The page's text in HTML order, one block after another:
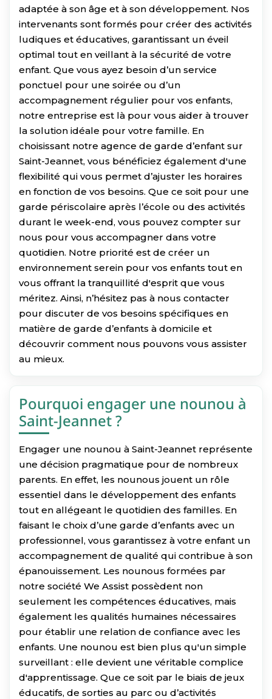
adaptée à son âge et à son développement. Nos
intervenants sont formés pour créer des activités
ludiques et éducatives, garantissant un éveil
optimal tout en veillant à la sécurité de votre
enfant. Que vous ayez besoin d’un service
ponctuel pour une soirée ou d’un
accompagnement régulier pour vos enfants,
notre entreprise est là pour vous aider à trouver
la solution idéale pour votre famille. En
choisissant notre agence de garde d’enfant sur
Saint-Jeannet, vous bénéficiez également d'une
flexibilité qui vous permet d’ajuster les horaires
en fonction de vos besoins. Que ce soit pour une
garde périscolaire après l’école ou des activités
durant le week-end, vous pouvez compter sur
nous pour vous accompagner dans votre
quotidien. Notre priorité est de créer un
environnement serein pour vos enfants tout en
vous offrant la tranquillité d'esprit que vous
méritez. Ainsi, n’hésitez pas à nous contacter
pour discuter de vos besoins spécifiques en
matière de garde d’enfants à domicile et
découvrir comment nous pouvons vous assister
au mieux.
Pourquoi engager une nounou à
Saint-Jeannet ?
Engager une nounou à Saint-Jeannet représente
une décision pragmatique pour de nombreux
parents. En effet, les nounous jouent un rôle
essentiel dans le développement des enfants
tout en allégeant le quotidien des familles. En
faisant le choix d’une garde d’enfants avec un
professionnel, vous garantissez à votre enfant un
accompagnement de qualité qui contribue à son
épanouissement. Les nounous formées par
notre société We Assist possèdent non
seulement les compétences éducatives, mais
également les qualités humaines nécessaires
pour établir une relation de confiance avec les
enfants. Une nounou est bien plus qu'un simple
surveillant : elle devient une véritable complice
d'apprentissage. Que ce soit par le biais de jeux
éducatifs, de sorties au parc ou d’activités